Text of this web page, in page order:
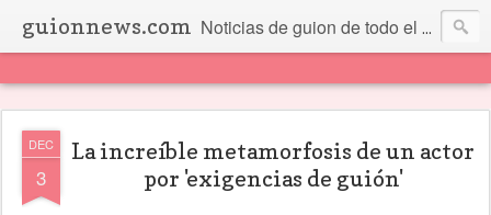
guionnews.com Noticias de guion de todo el mundo... Y más.
DEC
3
La increíble metamorfosis de un actor
por 'exigencias de guión'